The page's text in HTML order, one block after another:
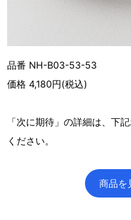
品番 NH-B03-53-53
価格 4,180円(税込)
「次に期待」の詳細は、下
ください。
商品を